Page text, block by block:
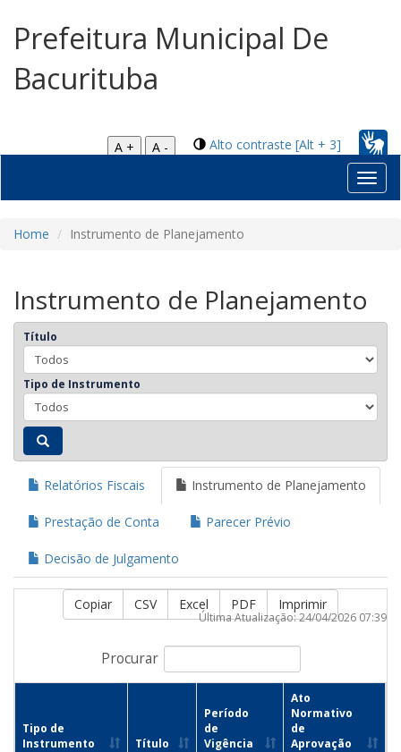
Prefeitura Municipal De
Bacurituba
Alto contraste [Alt + 3]
A +
A -
Home Instrumento de Planejamento
Instrumento de Planejamento
Título
Tipo de Instrumento
Relatórios Fiscais Instrumento de Planejamento
Prestação de Conta Parecer Prévio
Decisão de Julgamento
Copiar CSV Excel PDF Imprimir
Procurar
Última Atualização: 24/04/2026 07:39
Tipo de
Instrumento
Título
Período
de
Vigência
Ato
Normativo
de
Aprovação